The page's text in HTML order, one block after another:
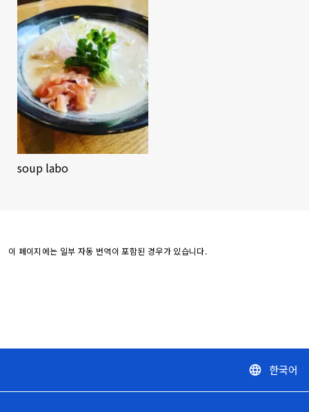
soup labo
이 페이지에는 일부 자동 번역이 포함된 경우가 있습니다.
language 한국어